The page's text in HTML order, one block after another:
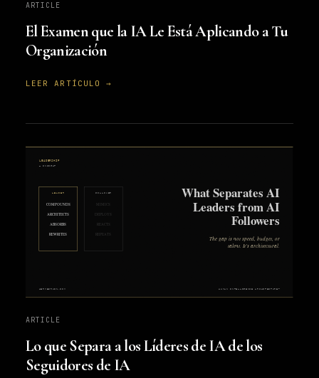
ARTICLE
El Examen que la IA Le Está Aplicando a Tu
Organización
LEER ARTÍCULO →
ARTICLE
Lo que Separa a los Líderes de IA de los
Seguidores de IA